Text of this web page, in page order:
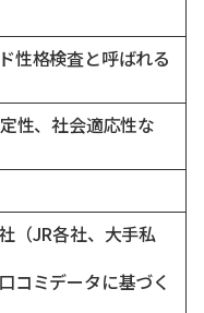
性格検査と呼ばれる
性、社会適応性な
（JR各社、大手私
コミデータに基づく